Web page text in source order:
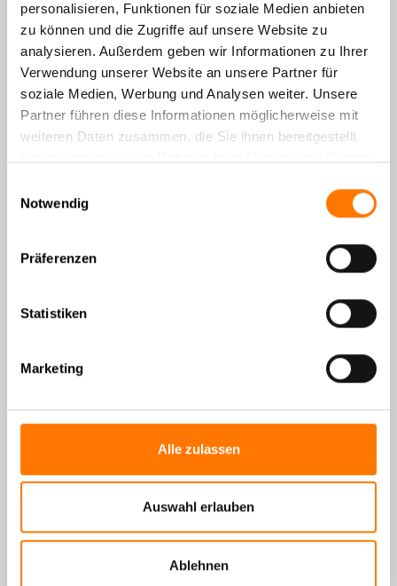
personalisieren, Funktionen für soziale Medien anbieten
zu können und die Zugriffe auf unsere Website zu
analysieren. Außerdem geben wir Informationen zu Ihrer
Verwendung unserer Website an unsere Partner für
soziale Medien, Werbung und Analysen weiter. Unsere
Partner führen diese Informationen möglicherweise mit
weiteren Daten zusammen, die Sie ihnen bereitgestellt
Notwendig
Präferenzen
Statistiken
Marketing
Alle zulassen
Auswahl erlauben
Ablehnen
präzise weiter.
hier weiterlesen
Observation in Kroatien
01. August 2026
Genauer nach Rovinj an die Kroatische
Adriaküste hat es eines unserer Teams
Observation bestätigte den Verdacht
unseres Mandanten. Die eheliche
Untreue seiner Frau konnte bewiesen